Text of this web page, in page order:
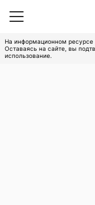
На информационном
Оставаясь на сайте, вы
использование.